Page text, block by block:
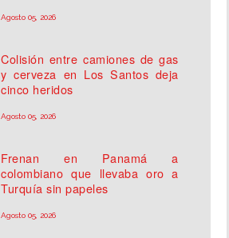
Agosto 05, 2026
Colisión entre camiones de gas
y cerveza en Los Santos deja
cinco heridos
Agosto 05, 2026
Frenan en Panamá a
colombiano que llevaba oro a
Turquía sin papeles
Agosto 05, 2026